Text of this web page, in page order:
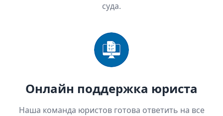
суда.
Онлайн поддержка юриста
Наша команда юристов готова ответить на все